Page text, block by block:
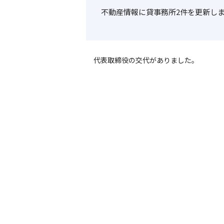
不動産情報に貸事務所2件を更新し
代表取締役の交代がありました。